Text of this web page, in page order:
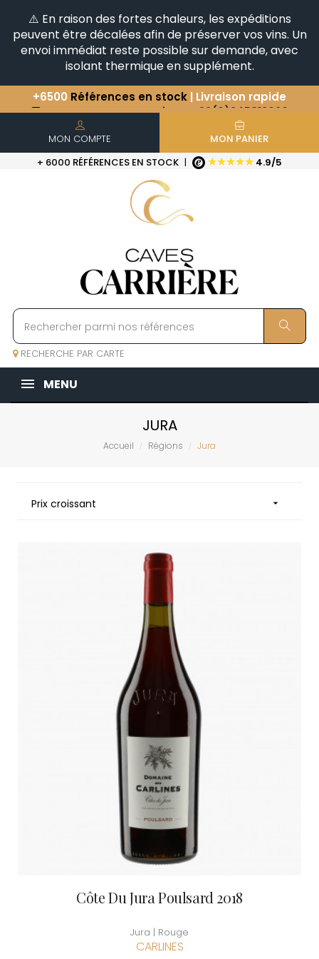
⚠️ En raison des fortes chaleurs, les expéditions
peuvent être décalées afin de préserver vos vins. Un
envoi immédiat reste possible sur demande, avec
isolant thermique en supplément.
Vous avez une question ?+33(0)345812020
Découvrez notre sélectiond'Horizontales & Verticales
Références en stock | Livraison rapide
MON COMPTE
MON PANIER
+ 6000 RÉFÉRENCES EN STOCK | ★★★★★ 4.9/5
RECHERCHE PAR CARTE
MENU
JURA
Accueil Régions Jura
Prix croissant 
Côte Du Jura Poulsard 2018
Jura | Rouge
CARLINES